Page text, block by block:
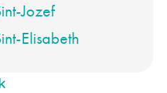
Jozef
Elisabeth